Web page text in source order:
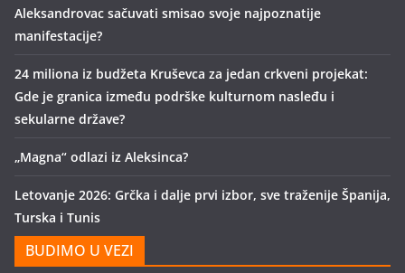
Aleksandrovac sačuvati smisao svoje najpoznatije
manifestacije?
24 miliona iz budžeta Kruševca za jedan crkveni projekat:
Gde je granica između podrške kulturnom nasleđu i
sekularne države?
„Magna“ odlazi iz Aleksinca?
Letovanje 2026: Grčka i dalje prvi izbor, sve traženije Španija,
Turska i Tunis
BUDIMO U VEZI